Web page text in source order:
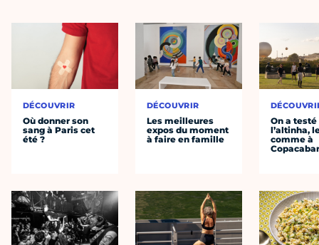
DÉCOUVRIR
Où donner son
sang à Paris cet
été ?
DÉCOUVRIR
Les meilleures
expos du moment
à faire en famille
On a testé
l’altinha,
comme à